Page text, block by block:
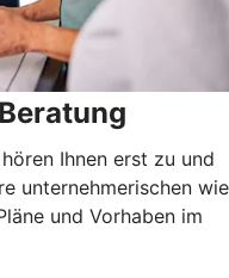
Ihnen erst zu und
unternehmerischen wie
und Vorhaben im